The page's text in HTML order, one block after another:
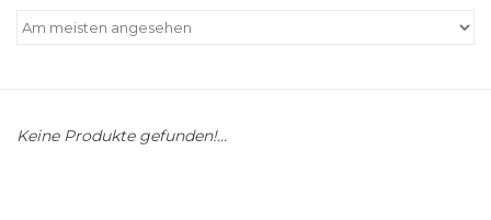
Keine Produkte gefunden!...